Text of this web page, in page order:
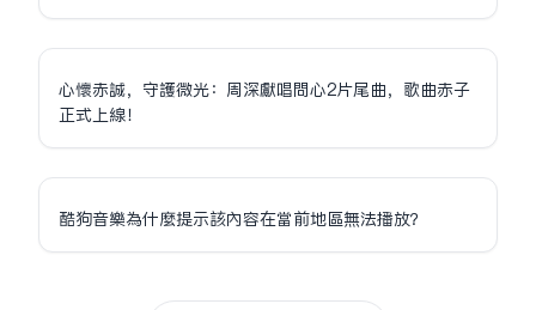
心懷赤誠，守護微光：周深獻唱問心2片尾曲，歌曲赤子
正式上線！
酷狗音樂為什麼提示該內容在當前地區無法播放？